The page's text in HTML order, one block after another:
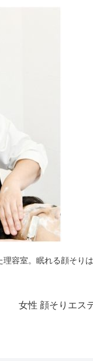
容室。眠れる顔そり
女性 顔そりエス